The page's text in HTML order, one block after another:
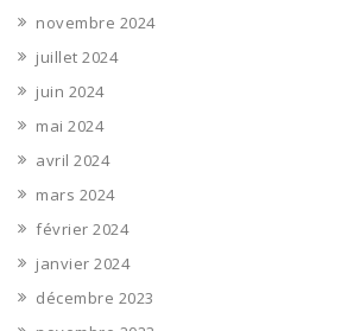
novembre 2024
juillet 2024
juin 2024
mai 2024
avril 2024
mars 2024
février 2024
janvier 2024
décembre 2023